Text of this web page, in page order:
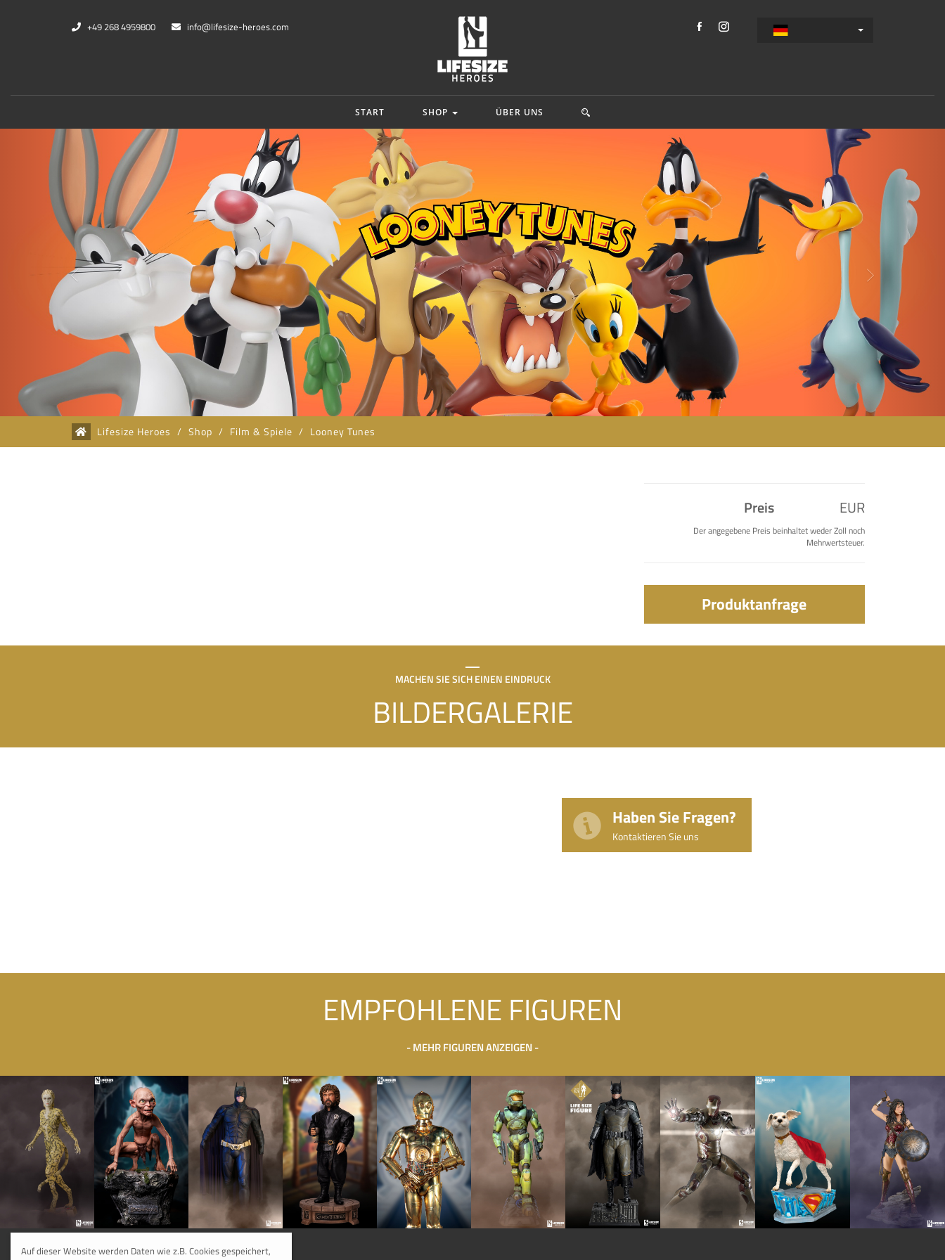
Auf dieser Website werden Daten wie z.B. Cookies gespeichert,
+49 268 4959800 info@lifesize-heroes.com
START SHOP
Marvel
Black Panther
Captain Marvel
War Machine
DC Comics
Cheetah
Black Adam
Harley Quinn
King Shark
Mehr...
Star Wars
Starkiller Galen Marek
Star Wars Rebels
Mehr...
Film & Spiele
Masters Of The Universe
G.I. Joe
Mehr...
ÜBER UNS
Zurück
Lifesize Heroes / Shop / Film & Spiele / Looney Tunes
Preis EUR
Der angegebene Preis beinhaltet weder Zoll noch
Mehrwertsteuer.
Produktanfrage
MACHEN SIE SICH EINEN EINDRUCK
BILDERGALERIE
Haben Sie Fragen?
Kontaktieren Sie uns
EMPFOHLENE FIGUREN
- MEHR FIGUREN ANZEIGEN -